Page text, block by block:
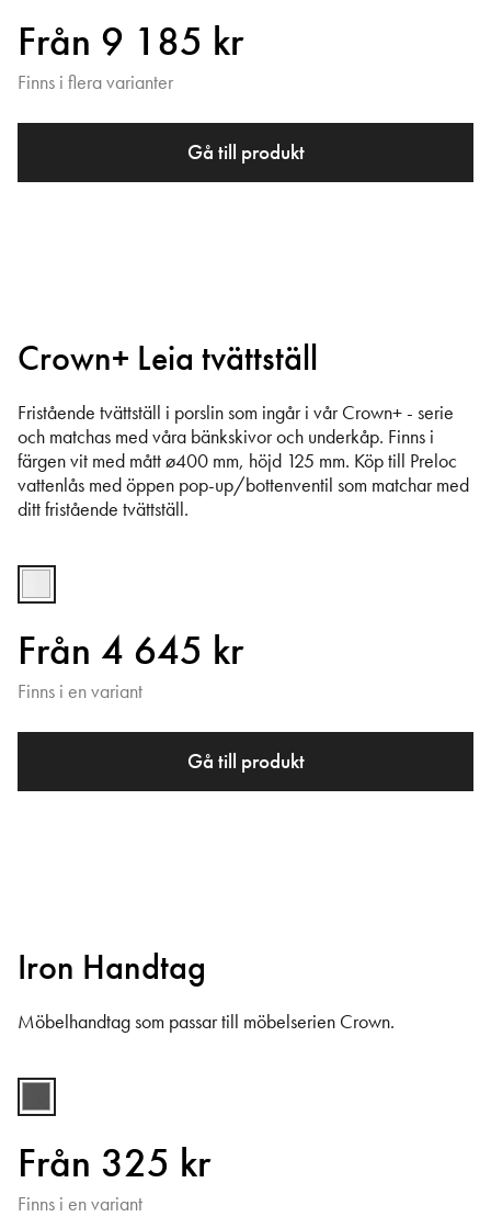
Från 9 185 kr
Finns i flera varianter
Gå till produkt
Crown+ Leia tvättställ
Fristående tvättställ i porslin som ingår i vår Crown+ - serie
och matchas med våra bänkskivor och underkåp. Finns i
färgen vit med mått ø400 mm, höjd 125 mm. Köp till Preloc
vattenlås med öppen pop-up/bottenventil som matchar med
ditt fristående tvättställ.
Från 4 645 kr
Finns i en variant
Gå till produkt
Iron Handtag
Möbelhandtag som passar till möbelserien Crown.
Från 325 kr
Finns i en variant